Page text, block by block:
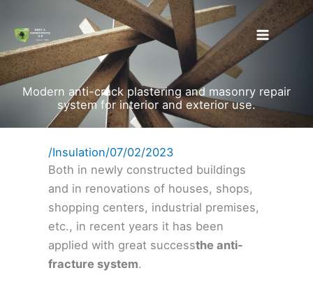
content
Modern anti-crack plastering and masonry repair
system for interior and exterior use.
/Insulation/07/02/2023
Both in newly constructed buildings
and in renovations of houses, shops,
shopping centers, industrial premises,
etc., in recent years it has been
applied with great successthe anti-
fracture system.